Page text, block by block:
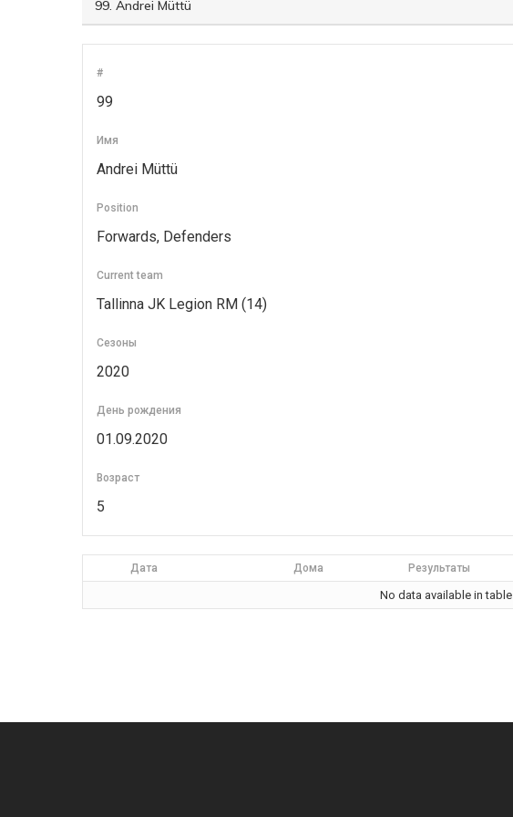
#
99
Имя
Andrei Müttü
Position
Forwards, Defenders
Current team
Tallinna JK Legion RM (14)
Сезоны
2020
День рождения
01.09.2020
Возраст
5
Дата Дома Результаты
No data available in table